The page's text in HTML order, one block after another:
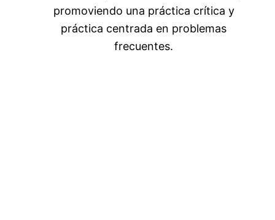
promoviendo una práctica crítica y
práctica centrada en problemas
frecuentes.